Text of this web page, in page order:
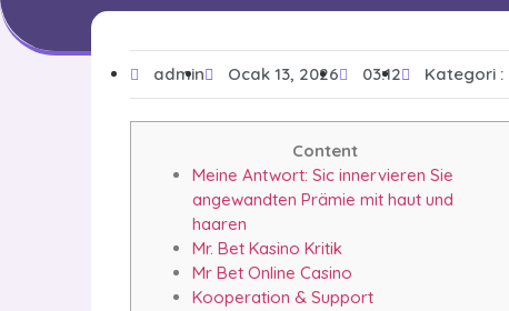
admin Ocak 13, 2026 03:12 Kategori :
Content
Meine Antwort: Sic innervieren Sie
angewandten Prämie mit haut und
haaren
Mr. Bet Kasino Kritik
Mr Bet Online Casino
Kooperation & Support